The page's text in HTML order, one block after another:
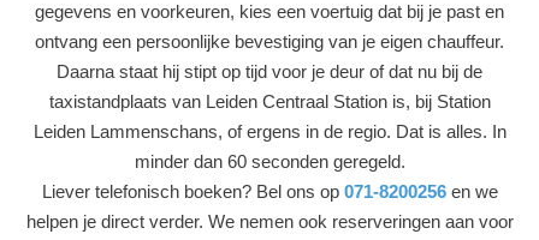
gegevens en voorkeuren, kies een voertuig dat bij je past en
ontvang een persoonlijke bevestiging van je eigen chauffeur.
Daarna staat hij stipt op tijd voor je deur of dat nu bij de
taxistandplaats van Leiden Centraal Station is, bij Station
Leiden Lammenschans, of ergens in de regio. Dat is alles. In
minder dan 60 seconden geregeld.
Liever telefonisch boeken? Bel ons op 071-8200256en we
helpen je direct verder. We nemen ook reserveringen aan voor